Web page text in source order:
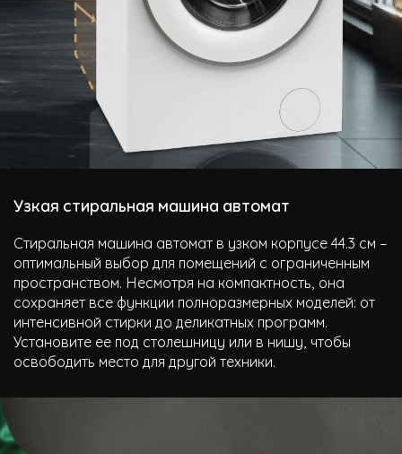
Узкая стиральная машина автомат
Стиральная машина автомат в узком корпусе 44.3 см –
оптимальный выбор для помещений с ограниченным
пространством. Несмотря на компактность, она
сохраняет все функции полноразмерных моделей: от
интенсивной стирки до деликатных программ.
Установите ее под столешницу или в нишу, чтобы
освободить место для другой техники.